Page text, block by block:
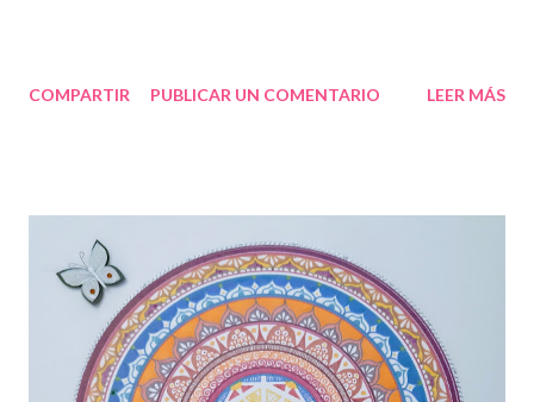
COMPARTIR PUBLICAR UN COMENTARIO LEER MÁS